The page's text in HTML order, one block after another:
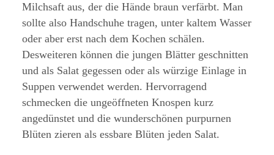
Milchsaft aus, der die Hände braun verfärbt. Man
sollte also Handschuhe tragen, unter kaltem Wasser
oder aber erst nach dem Kochen schälen.
Desweiteren können die jungen Blätter geschnitten
und als Salat gegessen oder als würzige Einlage in
Suppen verwendet werden. Hervorragend
schmecken die ungeöffneten Knospen kurz
angedünstet und die wunderschönen purpurnen
Blüten zieren als essbare Blüten jeden Salat.